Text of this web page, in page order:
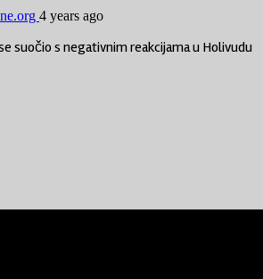
4 years ago
suočio s negativnim reakcijama u Holivudu